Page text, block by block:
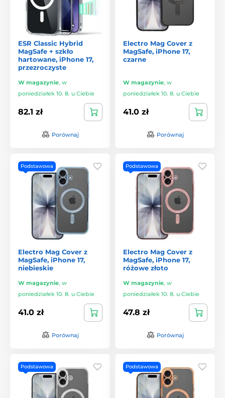
ESR Classic Hybrid
MagSafe + szkło
hartowane, iPhone 17,
przezroczyste
W magazynie, w
poniedziałek 10. 8. u Ciebie
82.1 zł
Porównaj
Electro Mag Cover z
MagSafe, iPhone 17,
czarne
W magazynie, w
poniedziałek 10. 8. u Ciebie
41.0 zł
Porównaj
Podstawowa
Electro Mag Cover z
MagSafe, iPhone 17,
niebieskie
W magazynie, w
poniedziałek 10. 8. u Ciebie
41.0 zł
Porównaj
Podstawowa
Electro Mag Cover z
MagSafe, iPhone 17,
różowe złoto
W magazynie, w
poniedziałek 10. 8. u Ciebie
47.8 zł
Porównaj
Podstawowa Podstawowa